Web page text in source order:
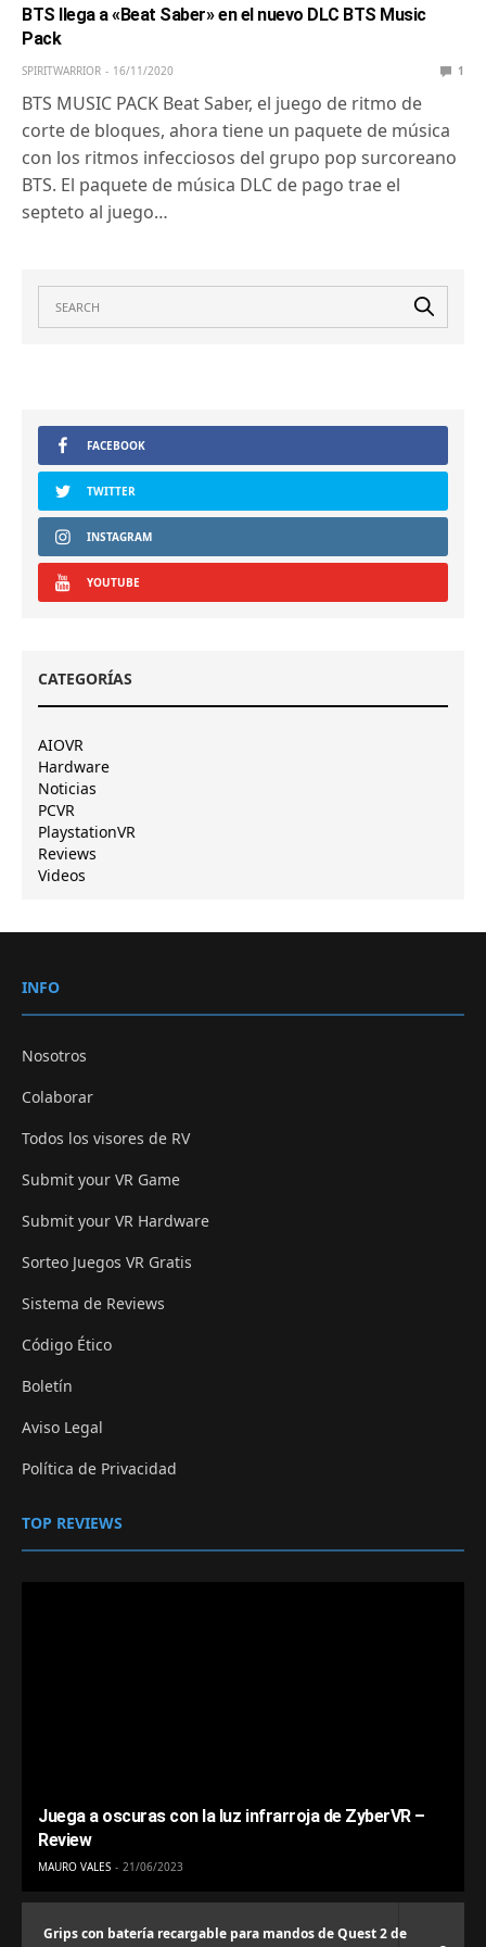
BTS llega a «Beat Saber» en el nuevo DLC BTS Music
Pack
SPIRITWARRIOR 16/11/2020 1
BTS MUSIC PACK Beat Saber, el juego de ritmo de
corte de bloques, ahora tiene un paquete de música
con los ritmos infecciosos del grupo pop surcoreano
BTS. El paquete de música DLC de pago trae el
septeto al juego…
FACEBOOK
TWITTER
INSTAGRAM
YOUTUBE
CATEGORÍAS
AIOVR
Hardware
Noticias
PCVR
PlaystationVR
Reviews
Videos
INFO
Nosotros
Colaborar
Todos los visores de RV
Submit your VR Game
Submit your VR Hardware
Sorteo Juegos VR Gratis
Sistema de Reviews
Código Ético
Boletín
Aviso Legal
Política de Privacidad
TOP REVIEWS
Juega a oscuras con la luz infrarroja de ZyberVR –
Review
MAURO VALES 21/06/2023
Grips con batería recargable para mandos de Quest 2 de